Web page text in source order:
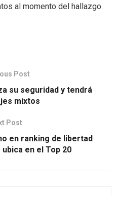
al momento del hallazgo.
Post
su seguridad y tendrá
mixtos
Post
en ranking de libertad
en el Top 20